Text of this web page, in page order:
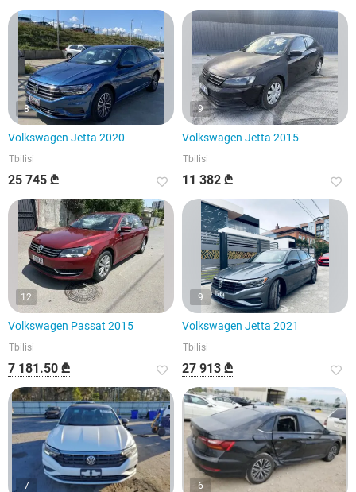
8
Volkswagen Jetta 2020
Tbilisi
25 745 ₾
9
Volkswagen Jetta 2015
Tbilisi
11 382 ₾
12
Volkswagen Passat 2015
Tbilisi
7 181.50 ₾
9
Volkswagen Jetta 2021
Tbilisi
27 913 ₾
7 6